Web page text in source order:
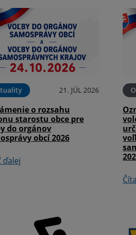
21. JÚL 2026
o rozsahu
starostu obce pre
do orgánov
obcí 2026
ďalej